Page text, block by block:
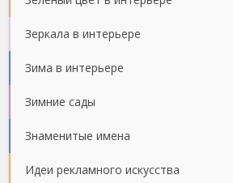
Зеркала в интерьере
Зима в интерьере
Зимние сады
Знаменитые имена
Идеи рекламного искусства